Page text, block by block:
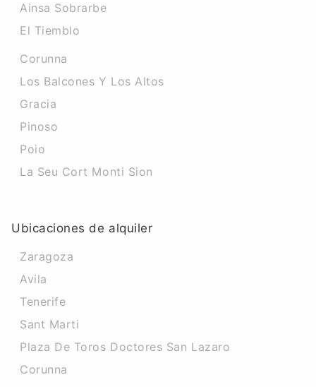
Ainsa Sobrarbe
El Tiemblo
Corunna
Los Balcones Y Los Altos
Gracia
Pinoso
Poio
La Seu Cort Monti Sion
Ubicaciones de alquiler
Zaragoza
Avila
Tenerife
Sant Marti
Plaza De Toros Doctores San Lazaro
Corunna